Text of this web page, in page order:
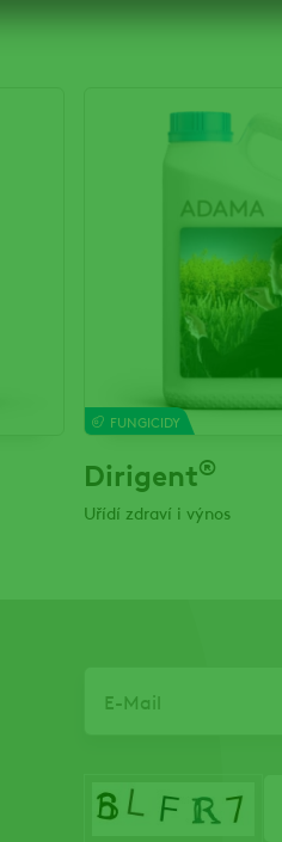
FUNGICIDY
Dirigent®
Uřídí zdraví i výnos